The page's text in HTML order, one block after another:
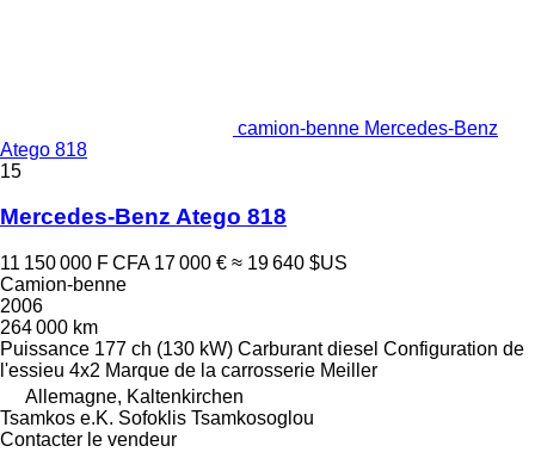
camion-benne Mercedes-Benz
Atego 818
15
Mercedes-Benz Atego 818
11 150 000 F CFA 17 000 € ≈ 19 640 $US
Camion-benne
2006
264 000 km
Puissance 177 ch (130 kW) Carburant diesel Configuration de
l'essieu 4x2 Marque de la carrosserie Meiller
Allemagne, Kaltenkirchen
Tsamkos e.K. Sofoklis Tsamkosoglou
Contacter le vendeur